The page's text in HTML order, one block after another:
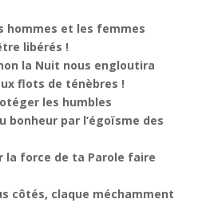
hommes et les femmes
libérés !
la Nuit nous engloutira
flots de ténèbres !
les humbles
bonheur par l’égoïsme des
la force de ta Parole faire
côtés, claque méchamment